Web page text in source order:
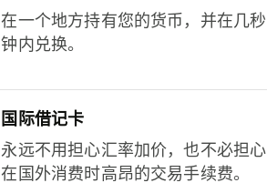
在一个地方持有您的货币，并在几秒
钟内兑换。
国际借记卡
永远不用担心汇率加价，也不必担心
在国外消费时高昂的交易手续费。